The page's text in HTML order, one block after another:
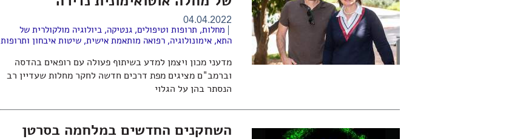
04.04.2022
מחלות, תרופות וטיפולים,גנטיקה,ביולוגיה מולקולרית של
התא,אימונולוגיה,רפואה מותאמת אישית,שיטות איבחון ותרופות
מדעני מכון ויצמן למדע בשיתוף פעולה עם רופאים בהדסה
וברמב"ם מציגים מפת דרכים חדשה לחקר מחלות שעדיין רב
הנסתר בהן על הגלוי
השחקנים החדשים במלחמה בסרטן